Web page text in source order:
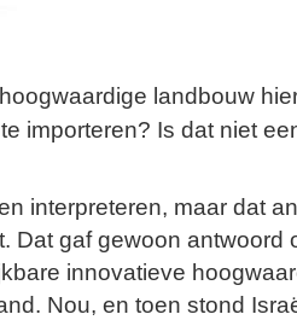
landbouw
importeren? Is dat niet
interpreteren, maar dat
Dat gaf gewoon antwoord
innovatieve
Nou, en toen stond